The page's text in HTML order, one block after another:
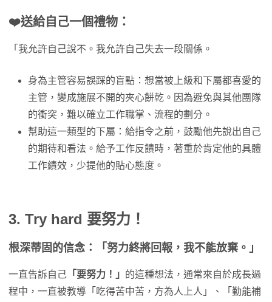
❤️送給自己一個禮物：
「我允許自己說不。我允許自己失去一段關係。
身為主管容易誤踩的盲點：想當被上級和下屬都喜愛的
主管，變成施展不開的夾心餅乾。因為避免與其他團隊
的衝突，難以確立工作職掌、流程的劃分。
幫助這一類型的下屬：給指令之前，鼓勵他先說出自己
的期待和看法。給予工作反饋時，著重於肯定他的具體
工作績效，少提他的貼心態度。
3. Try hard 要努力！
根深蒂固的信念：「努力終將回報，我不能放棄。」
一直告訴自己 「要努力！」 的這種想法，通常來自於成長過
程中，一直被教導「吃得苦中苦，方為人上人」、「勤能補